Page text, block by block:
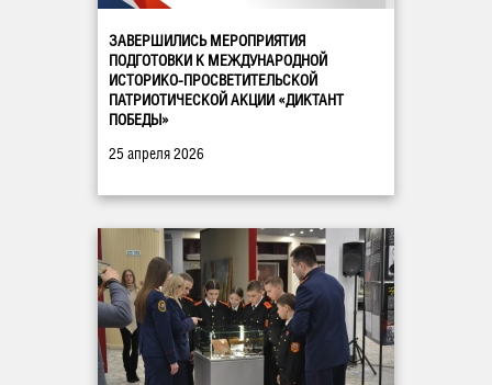
ЗАВЕРШИЛИСЬ МЕРОПРИЯТИЯ
ПОДГОТОВКИ К МЕЖДУНАРОДНОЙ
ИСТОРИКО-ПРОСВЕТИТЕЛЬСКОЙ
ПАТРИОТИЧЕСКОЙ АКЦИИ «ДИКТАНТ
ПОБЕДЫ»
25 апреля 2026